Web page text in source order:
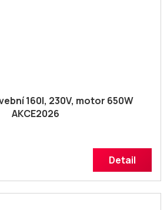
160l, 230V, motor 650W
AKCE2026
Detail